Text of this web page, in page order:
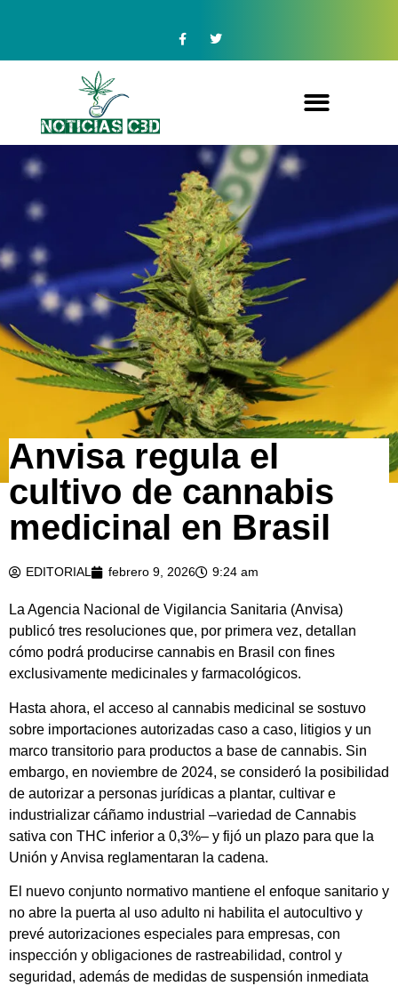
Anvisa regula el
cultivo de cannabis
medicinal en Brasil
EDITORIAL febrero 9, 2026 9:24 am
La Agencia Nacional de Vigilancia Sanitaria (Anvisa)
publicó tres resoluciones que, por primera vez, detallan
cómo podrá producirse cannabis en Brasil con fines
exclusivamente medicinales y farmacológicos.
Hasta ahora, el acceso al cannabis medicinal se sostuvo
sobre importaciones autorizadas caso a caso, litigios y un
marco transitorio para productos a base de cannabis. Sin
embargo, en noviembre de 2024, se consideró la posibilidad
de autorizar a personas jurídicas a plantar, cultivar e
industrializar cáñamo industrial –variedad de Cannabis
sativa con THC inferior a 0,3%– y fijó un plazo para que la
Unión y Anvisa reglamentaran la cadena.
El nuevo conjunto normativo mantiene el enfoque sanitario y
no abre la puerta al uso adulto ni habilita el autocultivo y
prevé autorizaciones especiales para empresas, con
inspección y obligaciones de rastreabilidad, control y
seguridad, además de medidas de suspensión inmediata